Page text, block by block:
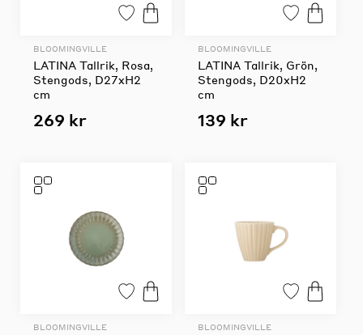
BLOOMINGVILLE
LATINA Tallrik, Rosa,
Stengods, D27xH2
cm
269 kr
BLOOMINGVILLE
LATINA Tallrik, Grön,
Stengods, D20xH2
cm
139 kr
BLOOMINGVILLE BLOOMINGVILLE